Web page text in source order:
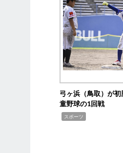
弓ヶ浜（鳥取）が
童野球の1回戦
スポーツ